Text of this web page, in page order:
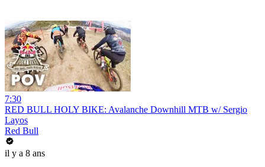
7:30
RED BULL HOLY BIKE: Avalanche Downhill MTB w/ Sergio
Layos
Red Bull
il y a 8 ans